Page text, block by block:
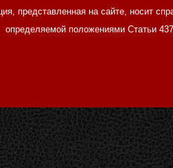
представленная на сайте, носит
определяемой положениями Статьи